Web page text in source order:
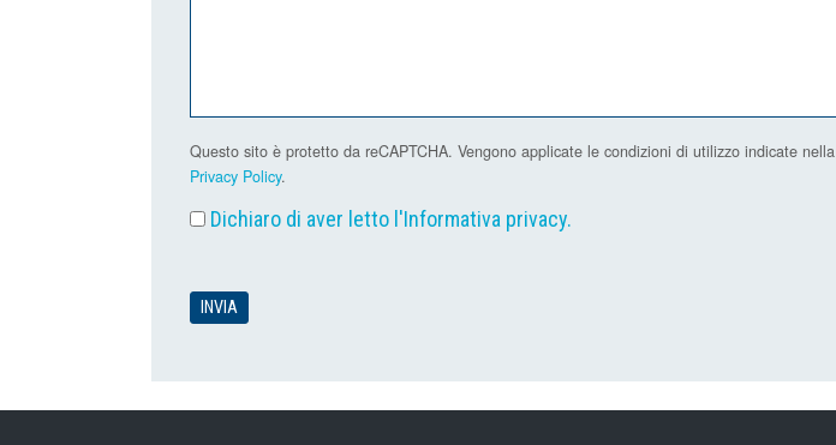
Questo sito è protetto da reCAPTCHA. Vengono applicate le condizioni di utilizzo indicate nella
Privacy Policy.
Dichiaro di aver letto l'Informativa privacy.